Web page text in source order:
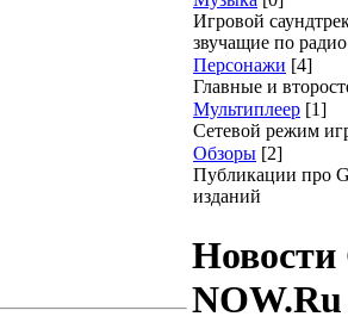
Игровой
звучащие по радио
Персонажи [4]
Главные и
Мультиплеер [1]
Сетевой режим
Обзоры [2]
Публикации про
изданий
Новости
NOW.Ru